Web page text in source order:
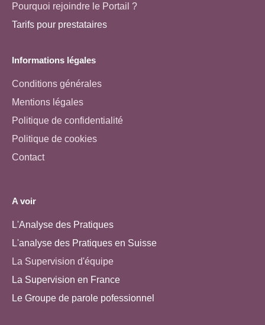
Pourquoi rejoindre le Portail ?
Tarifs pour prestataires
Informations légales
Conditions générales
Mentions légales
Politique de confidentialité
Politique de cookies
Contact
A voir
L'Analyse des Pratiques
L'analyse des Pratiques en Suisse
La Supervision d'équipe
La Supervision en France
Le Groupe de parole pofessionnel